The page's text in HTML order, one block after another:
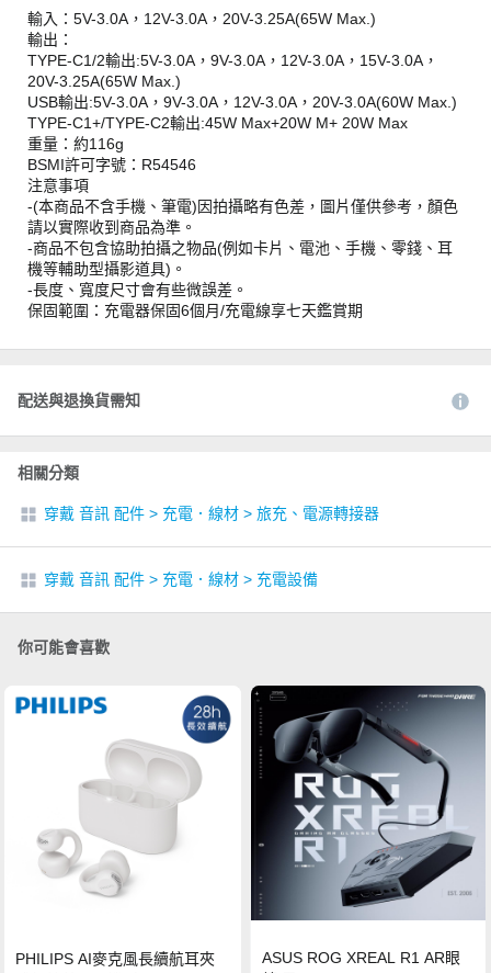
輸入：5V-3.0A，12V-3.0A，20V-3.25A(65W Max.)
輸出：
TYPE-C1/2輸出:5V-3.0A，9V-3.0A，12V-3.0A，15V-3.0A，
20V-3.25A(65W Max.)
USB輸出:5V-3.0A，9V-3.0A，12V-3.0A，20V-3.0A(60W Max.)
TYPE-C1+/TYPE-C2輸出:45W Max+20W M+ 20W Max
重量：約116g
BSMI許可字號：R54546
注意事項
-(本商品不含手機、筆電)因拍攝略有色差，圖片僅供參考，顏色
請以實際收到商品為準。
-商品不包含協助拍攝之物品(例如卡片、電池、手機、零錢、耳
機等輔助型攝影道具)。
-長度、寬度尺寸會有些微誤差。
保固範圍：充電器保固6個月/充電線享七天鑑賞期
配送與退換貨需知
相關分類
穿戴 音訊 配件 > 充電．線材 > 旅充、電源轉接器
穿戴 音訊 配件 > 充電．線材 > 充電設備
你可能會喜歡
PHILIPS AI麥克風長續航耳夾
ASUS ROG XREAL R1 AR眼